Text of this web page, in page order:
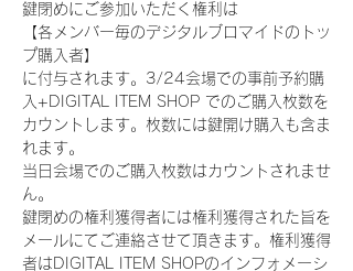
鍵閉めにご参加いただく権利は
【各メンバー毎のデジタルブロマイドのトッ
プ購入者】
に付与されます。3/24会場での事前予約購
入+DIGITAL ITEM SHOP でのご購入枚数を
カウントします。枚数には鍵開け購入も含ま
れます。
当日会場でのご購入枚数はカウントされませ
ん。
鍵閉めの権利獲得者には権利獲得された旨を
メールにてご連絡させて頂きます。権利獲得
者はDIGITAL ITEM SHOPのインフォメーシ